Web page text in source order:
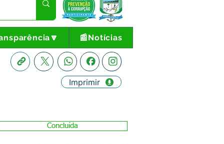
📰Notícias
Imprimir
Concluída